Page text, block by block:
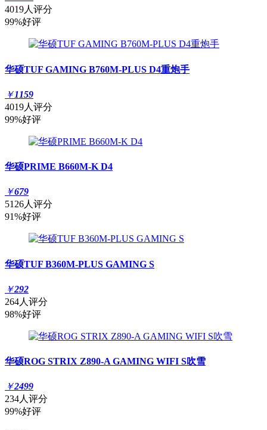
4019人评分
99%好评
华硕TUF GAMING B760M-PLUS D4重炮手
￥1159
4019人评分
99%好评
华硕PRIME B660M-K D4
￥679
5126人评分
91%好评
华硕TUF B360M-PLUS GAMING S
￥292
264人评分
98%好评
华硕ROG STRIX Z890-A GAMING WIFI S吹雪
￥2499
234人评分
99%好评